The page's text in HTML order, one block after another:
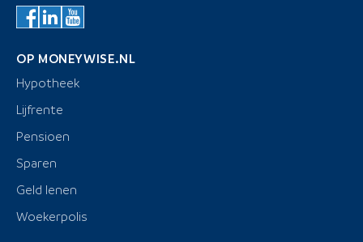
OP MONEYWISE.NL
Hypotheek
Lijfrente
Pensioen
Sparen
Geld lenen
Woekerpolis